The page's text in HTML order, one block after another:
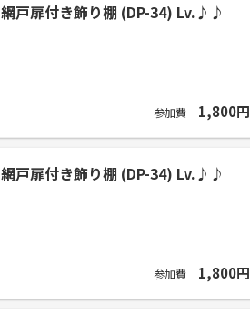
網戸扉付き飾り棚 (DP-34) Lv.♪♪
参加費 1,800円
網戸扉付き飾り棚 (DP-34) Lv.♪♪
参加費 1,800円